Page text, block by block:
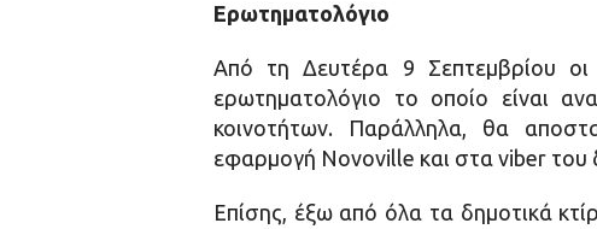
Ερωτηματολόγιο
Από τη Δευτέρα 9 Σεπτεμβρίου
ερωτηματολόγιο το οποίο είναι
κοινοτήτων. Παράλληλα, θα
εφαρμογή Novoville και στα viber του
Επίσης, έξω από όλα τα δημοτικά